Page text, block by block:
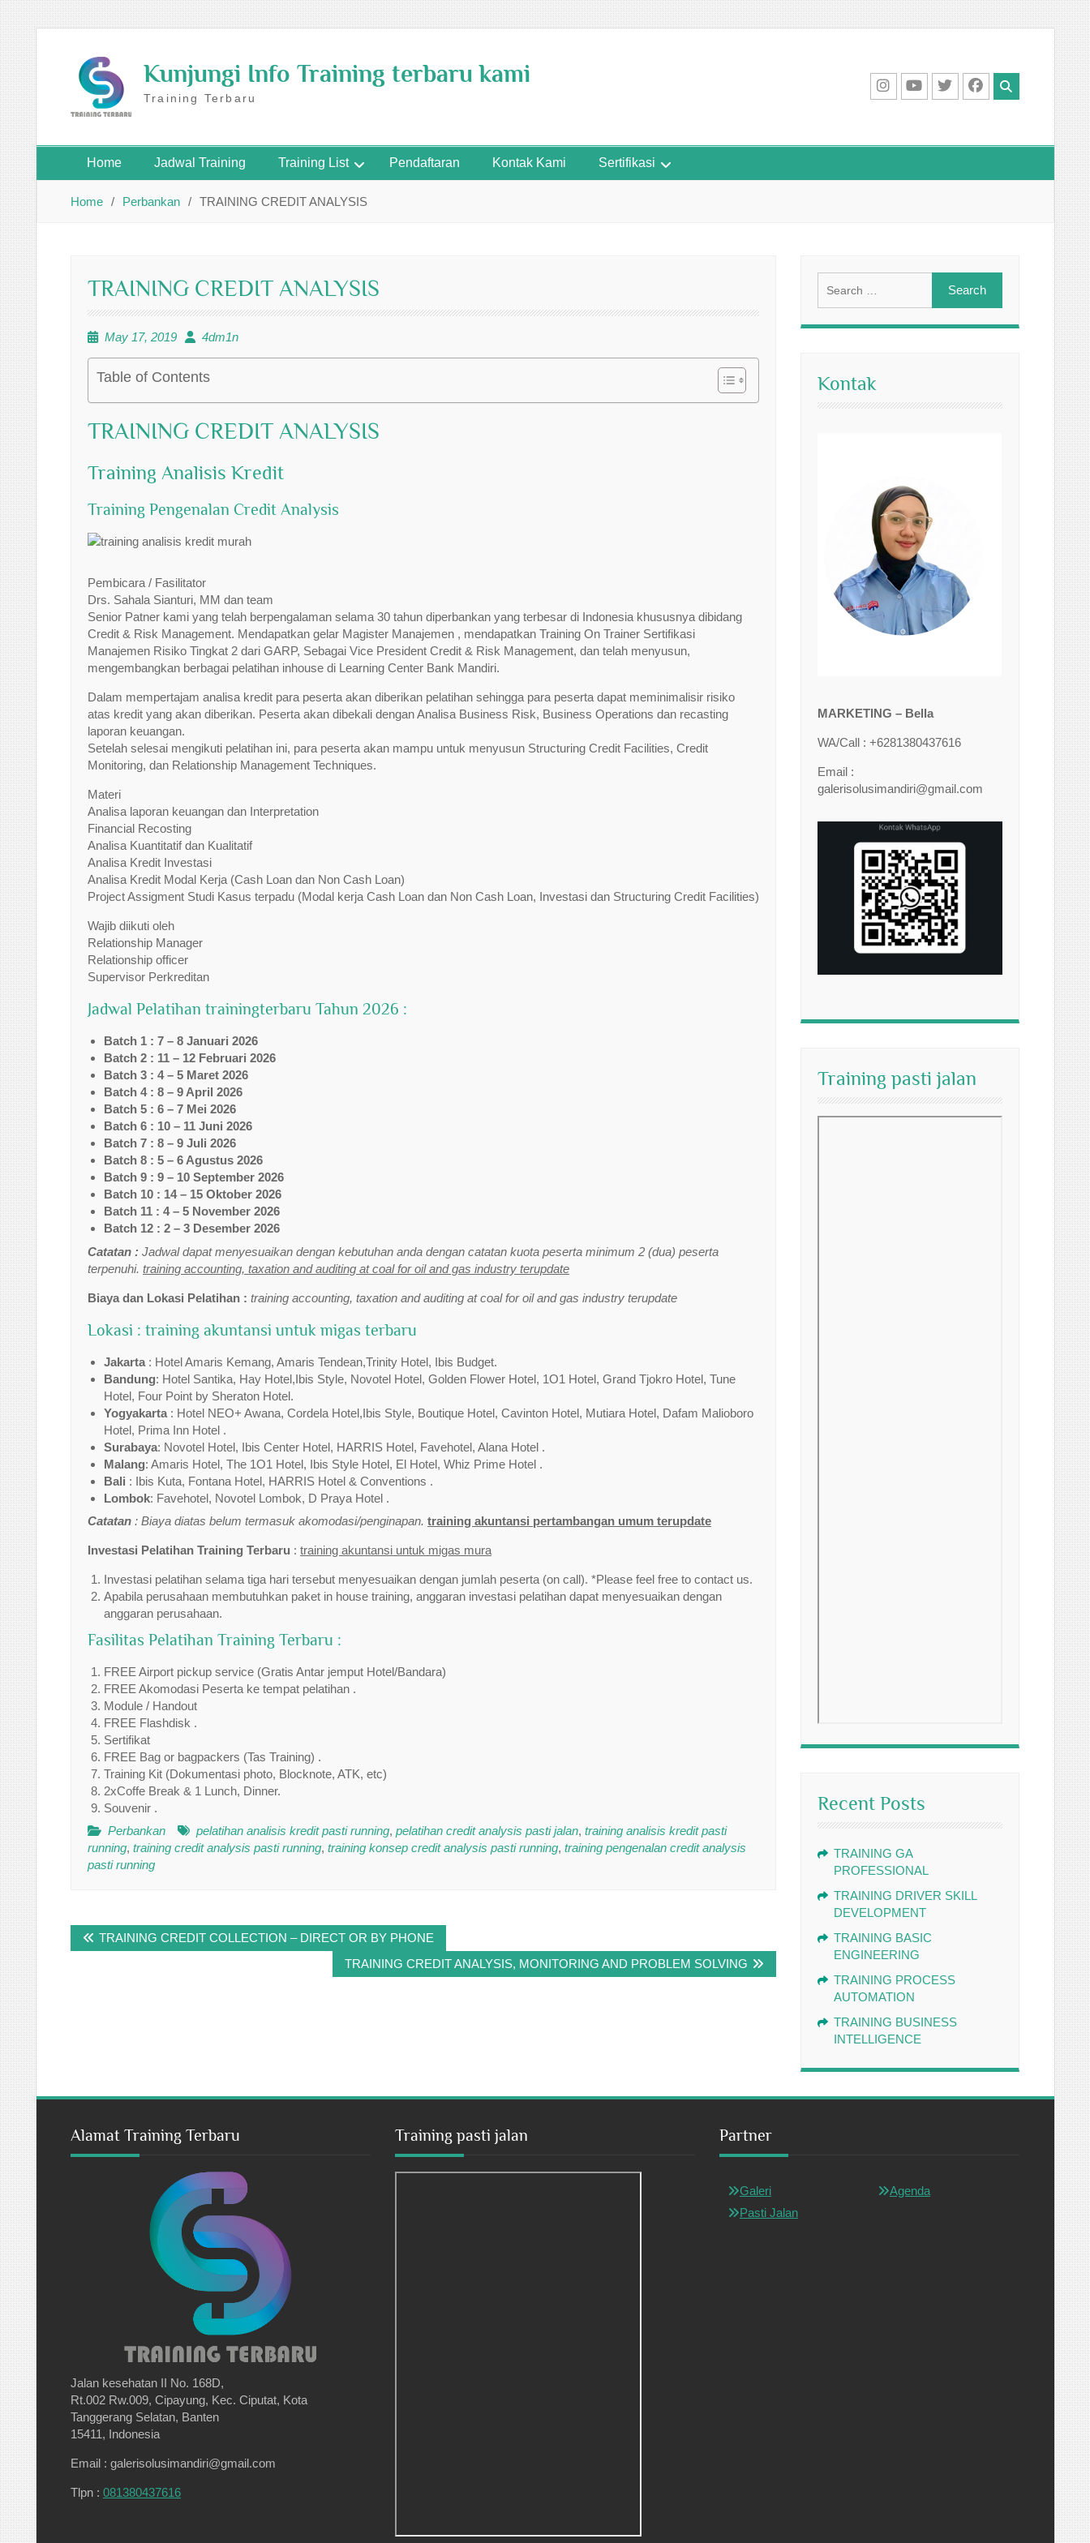
Skip
to
content
Kunjungi Info Training terbaru kami
Training Terbaru
Home Jadwal Training Training List Pendaftaran Kontak Kami Sertifikasi
Home Perbankan TRAINING CREDIT ANALYSIS
TRAINING CREDIT ANALYSIS
May 17, 2019 4dm1n
Table of Contents
TRAINING CREDIT ANALYSIS
Training Analisis Kredit
Training Pengenalan Credit Analysis
Pembicara / Fasilitator
Drs. Sahala Sianturi, MM dan team
Senior Patner kami yang telah berpengalaman selama 30 tahun diperbankan yang terbesar di Indonesia khususnya dibidang
Credit & Risk Management. Mendapatkan gelar Magister Manajemen , mendapatkan Training On Trainer Sertifikasi
Manajemen Risiko Tingkat 2 dari GARP, Sebagai Vice President Credit & Risk Management, dan telah menyusun,
mengembangkan berbagai pelatihan inhouse di Learning Center Bank Mandiri.
Dalam mempertajam analisa kredit para peserta akan diberikan pelatihan sehingga para peserta dapat meminimalisir risiko
atas kredit yang akan diberikan. Peserta akan dibekali dengan Analisa Business Risk, Business Operations dan recasting
laporan keuangan.
Setelah selesai mengikuti pelatihan ini, para peserta akan mampu untuk menyusun Structuring Credit Facilities, Credit
Monitoring, dan Relationship Management Techniques.
Materi
Analisa laporan keuangan dan Interpretation
Financial Recosting
Analisa Kuantitatif dan Kualitatif
Analisa Kredit Investasi
Analisa Kredit Modal Kerja (Cash Loan dan Non Cash Loan)
Project Assigment Studi Kasus terpadu (Modal kerja Cash Loan dan Non Cash Loan, Investasi dan Structuring Credit Facilities)
Wajib diikuti oleh
Relationship Manager
Relationship officer
Supervisor Perkreditan
Jadwal Pelatihan trainingterbaru Tahun 2026 :
Batch 1 : 7 – 8 Januari 2026
Batch 2 : 11 – 12 Februari 2026
Batch 3 : 4 – 5 Maret 2026
Batch 4 : 8 – 9 April 2026
Batch 5 : 6 – 7 Mei 2026
Batch 6 : 10 – 11 Juni 2026
Batch 7 : 8 – 9 Juli 2026
Batch 8 : 5 – 6 Agustus 2026
Batch 9 : 9 – 10 September 2026
Batch 10 : 14 – 15 Oktober 2026
Batch 11 : 4 – 5 November 2026
Batch 12 : 2 – 3 Desember 2026
Catatan : Jadwal dapat menyesuaikan dengan kebutuhan anda dengan catatan kuota peserta minimum 2 (dua) peserta
terpenuhi. training accounting, taxation and auditing at coal for oil and gas industry terupdate
Biaya dan Lokasi Pelatihan : training accounting, taxation and auditing at coal for oil and gas industry terupdate
Lokasi : training akuntansi untuk migas terbaru
Jakarta : Hotel Amaris Kemang, Amaris Tendean,Trinity Hotel, Ibis Budget.
Bandung: Hotel Santika, Hay Hotel,Ibis Style, Novotel Hotel, Golden Flower Hotel, 1O1 Hotel, Grand Tjokro Hotel, Tune
Hotel, Four Point by Sheraton Hotel.
Yogyakarta : Hotel NEO+ Awana, Cordela Hotel,Ibis Style, Boutique Hotel, Cavinton Hotel, Mutiara Hotel, Dafam Malioboro
Hotel, Prima Inn Hotel .
Surabaya: Novotel Hotel, Ibis Center Hotel, HARRIS Hotel, Favehotel, Alana Hotel .
Malang: Amaris Hotel, The 1O1 Hotel, Ibis Style Hotel, El Hotel, Whiz Prime Hotel .
Bali : Ibis Kuta, Fontana Hotel, HARRIS Hotel & Conventions .
Lombok: Favehotel, Novotel Lombok, D Praya Hotel .
Catatan : Biaya diatas belum termasuk akomodasi/penginapan. training akuntansi pertambangan umum terupdate
Investasi Pelatihan Training Terbaru : training akuntansi untuk migas mura
Investasi pelatihan selama tiga hari tersebut menyesuaikan dengan jumlah peserta (on call). *Please feel free to contact us.
Apabila perusahaan membutuhkan paket in house training, anggaran investasi pelatihan dapat menyesuaikan dengan
anggaran perusahaan.
Fasilitas Pelatihan Training Terbaru :
FREE Airport pickup service (Gratis Antar jemput Hotel/Bandara)
FREE Akomodasi Peserta ke tempat pelatihan .
Module / Handout
FREE Flashdisk .
Sertifikat
FREE Bag or bagpackers (Tas Training) .
Training Kit (Dokumentasi photo, Blocknote, ATK, etc)
2xCoffe Break & 1 Lunch, Dinner.
Souvenir .
Perbankan
pelatihan analisis kredit pasti running, pelatihan credit analysis pasti jalan, training analisis kredit pasti
running, training credit analysis pasti running, training konsep credit analysis pasti running, training pengenalan credit analysis
pasti running
Post
navigation
TRAINING CREDIT COLLECTION – DIRECT OR BY PHONE
TRAINING CREDIT ANALYSIS, MONITORING AND PROBLEM SOLVING
for:
Kontak
MARKETING – Bella
WA/Call : +6281380437616
Email :
galerisolusimandiri@gmail.com
Training pasti jalan
Recent Posts
TRAINING GA
PROFESSIONAL
TRAINING DRIVER SKILL
DEVELOPMENT
TRAINING BASIC
ENGINEERING
TRAINING PROCESS
AUTOMATION
TRAINING BUSINESS
INTELLIGENCE
Alamat Training Terbaru
Jalan kesehatan II No. 168D,
Rt.002 Rw.009, Cipayung, Kec. Ciputat, Kota
Tanggerang Selatan, Banten
15411, Indonesia
Email : galerisolusimandiri@gmail.com
Tlpn : 081380437616
Training pasti jalan Partner
Galeri
Pasti Jalan
Agenda